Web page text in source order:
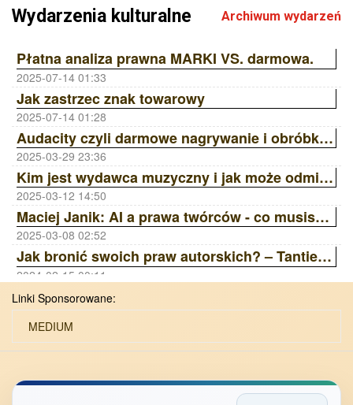
Wydarzenia kulturalne Archiwum wydarzeń
Płatna analiza prawna MARKI VS. darmowa.
2025-07-14 01:33
Jak zastrzec znak towarowy
2025-07-14 01:28
Audacity czyli darmowe nagrywanie i obróbka dźwięku
2025-03-29 23:36
Kim jest wydawca muzyczny i jak może odmienić Twoją karierę? | Ania Laskowska Sony Music Publishing ZAiKS Akademia
2025-03-12 14:50
Maciej Janik: AI a prawa twórców - co musisz wiedzieć? Wywiad z prawnikiem | ZAiKS Akademia
2025-03-08 02:52
Jak bronić swoich praw autorskich? – Tantiemy, Licencje, Ai | ZAiKS Akademia
2024-02-15 00:11
Linki Sponsorowane:
MEDIUM